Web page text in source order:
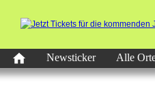
Newsticker Alle